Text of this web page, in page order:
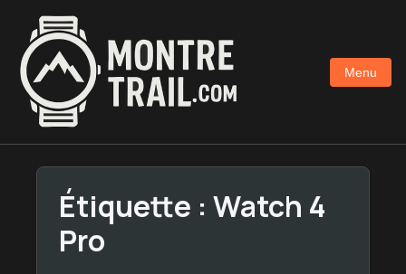
contenu
principal
Menu
Étiquette : Watch 4
Pro